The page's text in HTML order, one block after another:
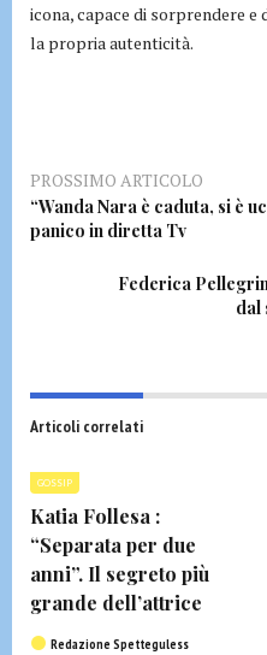
icona, capace di sorprendere
la propria autenticità.
PROSSIMO ARTICOLO
“Wanda Nara è caduta, si è
panico in diretta Tv
Federica
dal
Articoli correlati
GOSSIP
Katia Follesa :
“Separata per due
anni”. Il segreto più
grande dell’attrice
Redazione Spetteguless